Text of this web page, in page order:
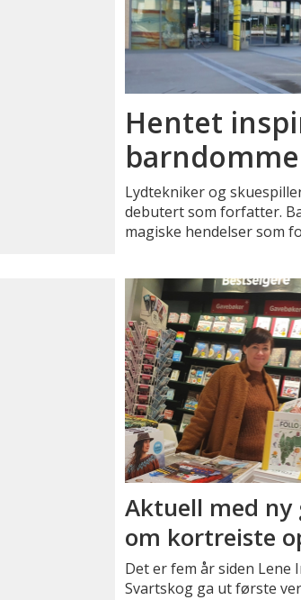
Hentet
Lydtekniker og
debutert som forfatter.
magiske hendelser som
Aktuell med ny
om kortreiste
Det er fem år siden Lene
Svartskog ga ut første